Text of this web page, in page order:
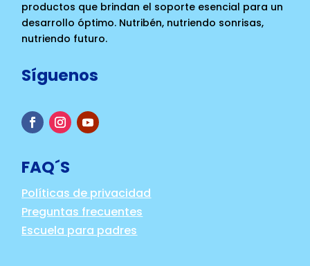
productos que brindan el soporte esencial para un
desarrollo óptimo. Nutribén, nutriendo sonrisas,
nutriendo futuro.
Síguenos
FAQ´S
Políticas de privacidad
Preguntas frecuentes
Escuela para padres